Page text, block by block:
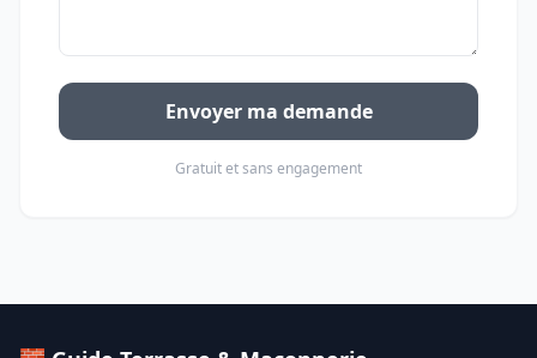
Envoyer ma demande
Gratuit et sans engagement